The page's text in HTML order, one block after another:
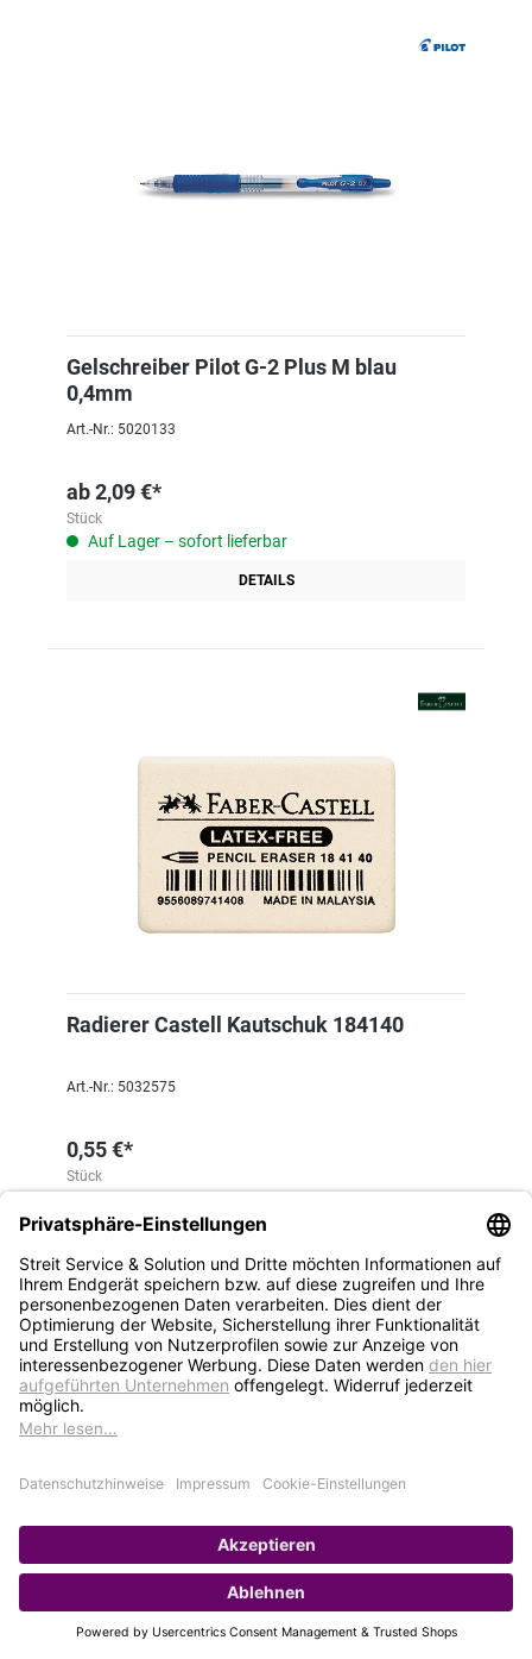
Gelschreiber Pilot G-2 Plus M blau
0,4mm
Art.-Nr.: 5020133
ab2,09 €*
Stück
Auf Lager – sofort lieferbar
DETAILS
Radierer Castell Kautschuk 184140
Art.-Nr.: 5032575
0,55 €*
Stück
1 2 3 4 5
Neue Produkte, Blogbeiträge, Eventeinladungen und